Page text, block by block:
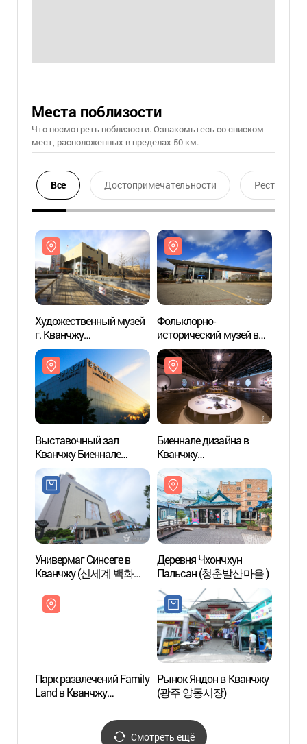
Места поблизости
Что посмотреть поблизости. Ознакомьтесь со списком
мест, расположенных в пределах 50 км.
Все Достопримечательности Ресторан
Художественный музей
г. Кванчжу
(광주시립미술관)
Фольклорно-
исторический музей в
Кванчжу (광주
역사민속박물관)
Выставочный зал
Кванчжу Биеннале
(광주비엔날레전시관)
Биеннале дизайна в
Кванчжу
(광주디자인비엔날레)
Универмаг Синсеге в
Кванчжу (신세계 백화점-
Деревня Чхончхун
Пальсан (청춘발산마을 )
Парк развлечений Family
Land в Кванчжу
Рынок Яндон в Кванчжу
(광주 양동시장)
Смотреть ещё